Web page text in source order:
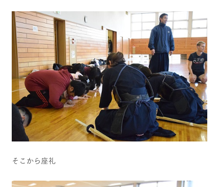
そこから座礼